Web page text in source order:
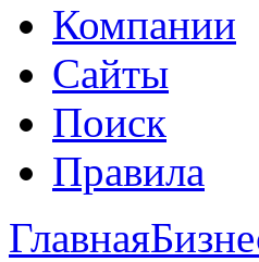
Компании
Сайты
Поиск
Правила
Главная